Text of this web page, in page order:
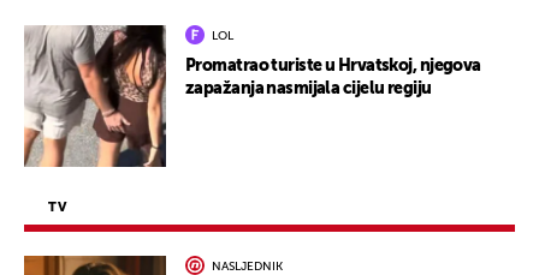
LOL
Promatrao turiste u Hrvatskoj, njegova
zapažanja nasmijala cijelu regiju
TV
NASLJEDNIK